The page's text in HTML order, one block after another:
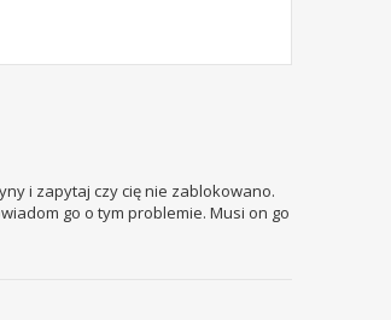
i zapytaj czy cię nie zablokowano.
go o tym problemie. Musi on go